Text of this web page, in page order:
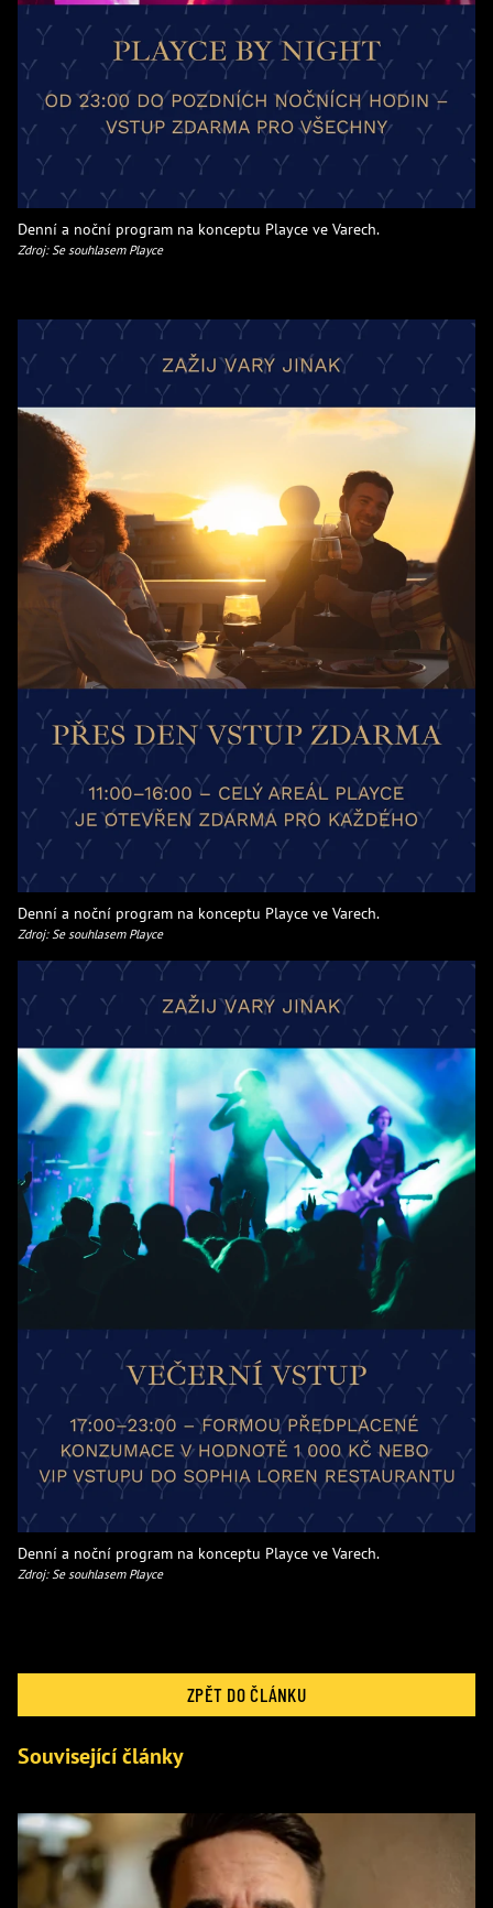
Denní a noční program na konceptu Playce ve Varech.
Zdroj: Se souhlasem Playce
Denní a noční program na konceptu Playce ve Varech.
Zdroj: Se souhlasem Playce
Denní a noční program na konceptu Playce ve Varech.
Zdroj: Se souhlasem Playce
ZPĚT DO ČLÁNKU
Související články